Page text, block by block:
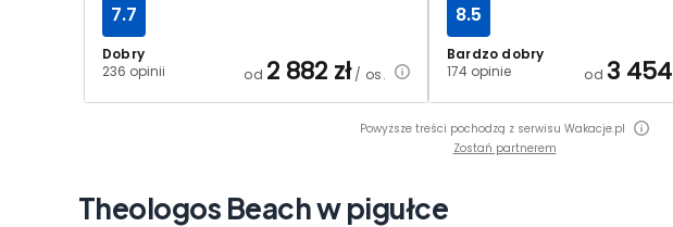
Dobry
236 opinii
7.7
od 2 882 zł/ os.
Bardzo dobry
174 opinie
8.5
od 3 454
Powyższe treści pochodzą z serwisu Wakacje.pl
Zostań partnerem
Theologos Beach w pigułce